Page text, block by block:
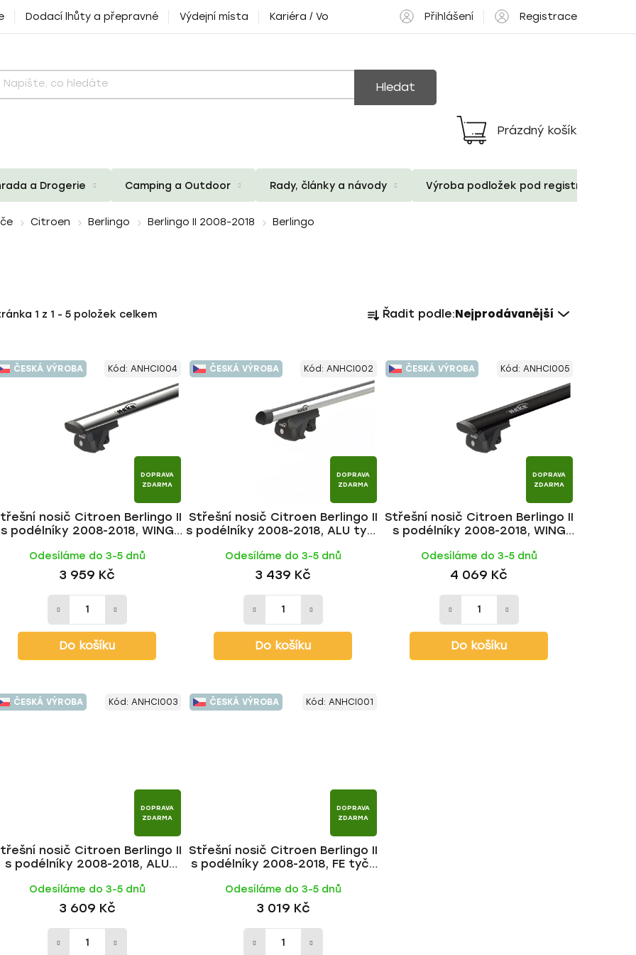
Dodací lhůty a přepravné Výdejní místa Kariéra / Volné pozice Přihlášení Registrace
Hledat
Nákupní
košík
Prázdný košík
a Drogerie Camping a Outdoor Rady, články a návody Výroba podložek pod registrační
Citroen Berlingo Berlingo II 2008-2018 Berlingo
1 z 1 - 5 položek celkem
a
n
í
o
d
u
k
t
Řadit podle:Nejprodávanější
ČESKÁ VÝROBA
DOPRAVA
ZDARMA
nosič Citroen Berlingo II
s podélníky 2008-2018, WING
Odesíláme do 3-5 dnů
3 959 Kč
Do košíku
Kód: ANHCI004 ČESKÁ VÝROBA
DOPRAVA
ZDARMA
Střešní nosič Citroen Berlingo II
s podélníky 2008-2018, ALU tyč |
Odesíláme do 3-5 dnů
3 439 Kč
Do košíku
Kód: ANHCI002 ČESKÁ VÝROBA
DOPRAVA
ZDARMA
Střešní nosič Citroen Berlingo II
s podélníky 2008-2018, WING
Odesíláme do 3-5 dnů
4 069 Kč
Do košíku
Kód: ANHCI005
ČESKÁ VÝROBA
DOPRAVA
ZDARMA
nosič Citroen Berlingo II
s podélníky 2008-2018, ALU
Odesíláme do 3-5 dnů
3 609 Kč
Kód: ANHCI003 ČESKÁ VÝROBA
DOPRAVA
ZDARMA
Střešní nosič Citroen Berlingo II
s podélníky 2008-2018, FE tyč |
Odesíláme do 3-5 dnů
3 019 Kč
Kód: ANHCI001